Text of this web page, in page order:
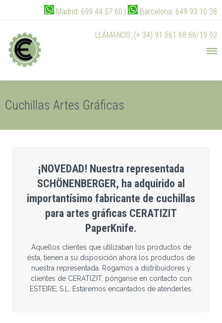
Madrid: 699 44 57 60 | Barcelona: 649 93 10 38
LLÁMANOS: (+ 34) 91 561 68 66/19 02
Cuchillas Artes Gráficas
¡NOVEDAD! Nuestra representada
SCHÖNENBERGER, ha adquirido al
importantísimo fabricante de cuchillas
para artes gráficas CERATIZIT
PaperKnife.
Aquellos clientes que utilizaban los productos de
ésta, tienen a su disposición ahora los productos de
nuestra representada. Rogamos a distribuidores y
clientes de CERATIZIT, pónganse en contacto con
ESTEIRE, S.L. Estaremos encantados de atenderles.